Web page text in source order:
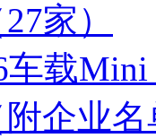
家）
车载
企业